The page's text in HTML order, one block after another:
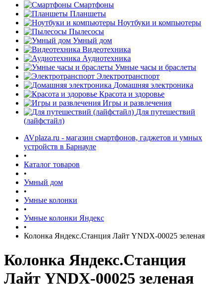
Смартфоны
Планшеты
Ноутбуки и компьютеры
Пылесосы
Умный дом
Видеотехника
Аудиотехника
Умные часы и браслеты
Электротранспорт
Домашняя электроника
Красота и здоровье
Игры и развлечения
Для путешествий
(лайфстайл)
AVplaza.ru - магазин смартфонов, гаджетов и умных
устройств в Барнауле
•
Каталог товаров
•
Умный дом
•
Умные колонки
•
Умные колонки Яндекс
•
Колонка Яндекс.Станция Лайт YNDX-00025 зеленая
Колонка Яндекс.Станция
Лайт YNDX-00025 зеленая
раз в 2 недели